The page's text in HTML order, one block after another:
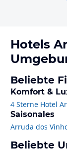
Hotels
Beliebte
Komfort &
4 Sterne Hotel
Saisonales
Arruda dos
Beliebte